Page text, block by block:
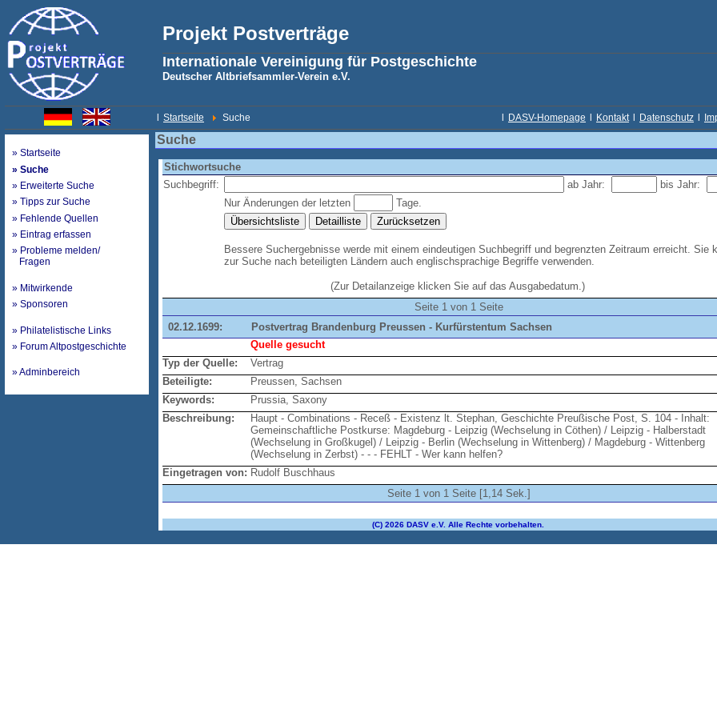
Projekt Postverträge
Internationale Vereinigung für Postgeschichte
Deutscher Altbriefsammler-Verein e.V.
Startseite Suche DASV-Homepage Kontakt Datenschutz
» Startseite
» Suche
» Erweiterte Suche
» Tipps zur Suche
» Fehlende Quellen
» Eintrag erfassen
» Probleme melden/
Fragen
» Mitwirkende
» Sponsoren
» Philatelistische Links
» Forum Altpostgeschichte
» Adminbereich
Suche
Stichwortsuche
Suchbegriff:
ab Jahr:
bis Jahr:
Nur Änderungen der letzten
Tage.
Bessere Suchergebnisse werde mit einem eindeutigen Suchbegriff und begrenzten Zeitraum erreicht. Sie
zur Suche nach beteiligten Ländern auch englischsprachige Begriffe verwenden.
(Zur Detailanzeige klicken Sie auf das Ausgabedatum.)
Seite 1 von 1 Seite
02.12.1699:
Postvertrag Brandenburg Preussen - Kurfürstentum Sachsen
Quelle gesucht
Typ der Quelle:
Vertrag
Beteiligte:
Preussen, Sachsen
Keywords:
Prussia, Saxony
Beschreibung:
Haupt - Combinations - Receß - Existenz lt. Stephan, Geschichte Preußische Post, S. 104 - Inhalt:
Gemeinschaftliche Postkurse: Magdeburg - Leipzig (Wechselung in Cöthen) / Leipzig - Halberstadt
(Wechselung in Großkugel) / Leipzig - Berlin (Wechselung in Wittenberg) / Magdeburg - Wittenberg
(Wechselung in Zerbst) - - - FEHLT - Wer kann helfen?
Eingetragen von: Rudolf Buschhaus
Seite 1 von 1 Seite [1,14 Sek.]
(C) 2026 DASV e.V. Alle Rechte vorbehalten.